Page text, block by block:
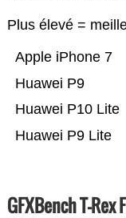
Plus élevé =
Huawei P9 Lite
Huawei P10 Lite
Huawei P9
Apple iPhone 7
GFXBench T-Rex